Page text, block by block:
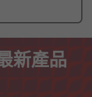
新產品